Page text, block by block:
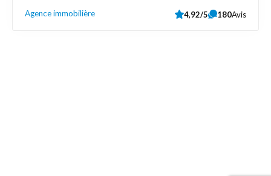
Agence immobilière 4,92/5 180Avis